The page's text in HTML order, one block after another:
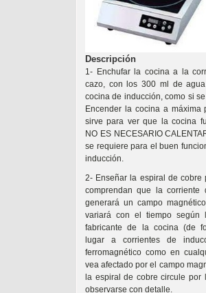
Descripción
1- Enchufar la cocina a la
cazo, con los 300 ml de
cocina de inducción, como si
Encender la cocina a máxima
sirve para ver que la cocina
NO ES NECESARIO
se requiere para el buen
inducción.
2- Enseñar la espiral de cobre
comprendan que la corriente
generará un campo
variará con el tiempo según
fabricante de la cocina (de
lugar a corrientes de
ferromagnético como en
vea afectado por el campo
la espiral de cobre circule
observarse con detalle.